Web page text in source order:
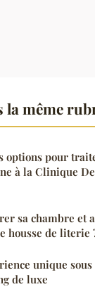
la même
options pour
à la Clinique
sa chambre et
housse de literie
unique
de luxe